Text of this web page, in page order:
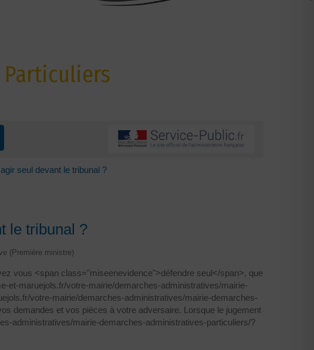
seul devant le tribunal ?
le tribunal ?
(Première ministre)
vous <span class="miseenevidence">défendre seul</span>, que
et-maruejols.fr/votre-mairie/demarches-administratives/mairie-
votre-mairie/demarches-administratives/mairie-demarches-
demandes et vos pièces à votre adversaire. Lorsque le jugement
administratives/mairie-demarches-administratives-particuliers/?